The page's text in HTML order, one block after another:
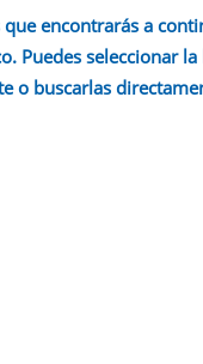
encontrarás a
Puedes seleccionar
o buscarlas